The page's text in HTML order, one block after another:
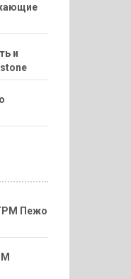
и
Пежо